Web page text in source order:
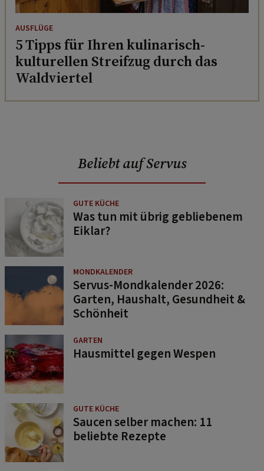
AUSFLÜGE
5 Tipps für Ihren kulinarisch-
kulturellen Streifzug durch das
Waldviertel
Beliebt auf Servus
GUTE KÜCHE
Was tun mit übrig gebliebenem
Eiklar?
MONDKALENDER
Servus-Mondkalender 2026:
Garten, Haushalt, Gesundheit &
Schönheit
GARTEN
Hausmittel gegen Wespen
GUTE KÜCHE
Saucen selber machen: 11
beliebte Rezepte